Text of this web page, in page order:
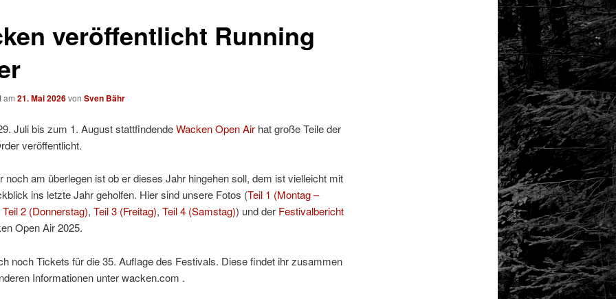
veröffentlicht Running
am 21. Mai 2026von Sven Bähr
Juli bis zum 1. August stattfindendeWacken Open Airhat große Teile der
veröffentlicht.
noch am überlegen ist ob er dieses Jahr hingehen soll, dem ist vielleicht mit
ins letzte Jahr geholfen. Hier sind unsere Fotos (Teil 1 (Montag –
Teil 2 (Donnerstag), Teil 3 (Freitag), Teil 4 (Samstag)) und der Festivalbericht
Open Air 2025.
noch Tickets für die 35. Auflage des Festivals. Diese findet ihr zusammen
Informationen unter wacken.com .